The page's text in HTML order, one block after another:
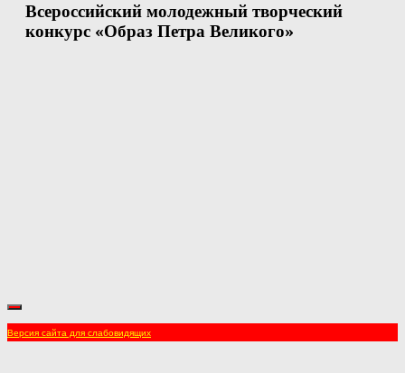
Всероссийский молодежный творческий
конкурс «Образ Петра Великого»
Версия сайта для слабовидящих